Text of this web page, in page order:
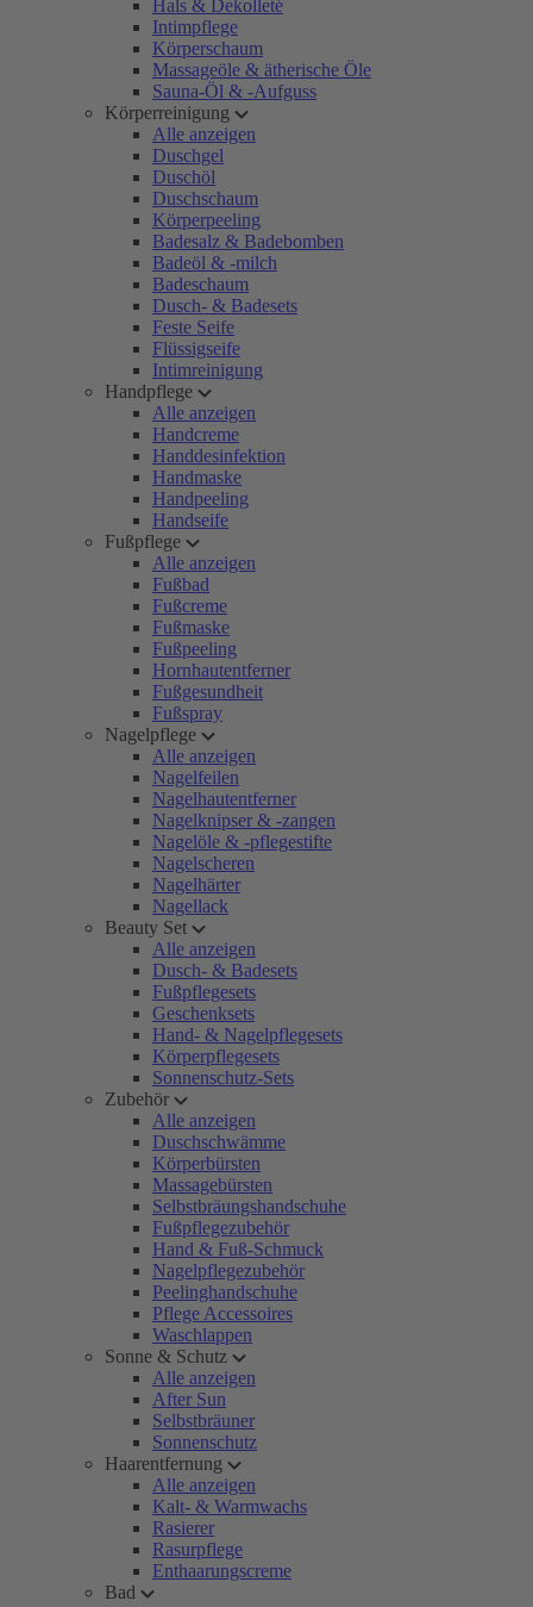
Hals & Dekolleté
Intimpflege
Körperschaum
Massageöle & ätherische Öle
Sauna-Öl & -Aufguss
Körperreinigung
Alle anzeigen
Duschgel
Duschöl
Duschschaum
Körperpeeling
Badesalz & Badebomben
Badeöl & -milch
Badeschaum
Dusch- & Badesets
Feste Seife
Flüssigseife
Intimreinigung
Handpflege
Alle anzeigen
Handcreme
Handdesinfektion
Handmaske
Handpeeling
Handseife
Fußpflege
Alle anzeigen
Fußbad
Fußcreme
Fußmaske
Fußpeeling
Hornhautentferner
Fußgesundheit
Fußspray
Nagelpflege
Alle anzeigen
Nagelfeilen
Nagelhautentferner
Nagelknipser & -zangen
Nagelöle & -pflegestifte
Nagelscheren
Nagelhärter
Nagellack
Beauty Set
Alle anzeigen
Dusch- & Badesets
Fußpflegesets
Geschenksets
Hand- & Nagelpflegesets
Körperpflegesets
Sonnenschutz-Sets
Zubehör
Alle anzeigen
Duschschwämme
Körperbürsten
Massagebürsten
Selbstbräungshandschuhe
Fußpflegezubehör
Hand & Fuß-Schmuck
Nagelpflegezubehör
Peelinghandschuhe
Pflege Accessoires
Waschlappen
Sonne & Schutz
Alle anzeigen
After Sun
Selbstbräuner
Sonnenschutz
Haarentfernung
Alle anzeigen
Kalt- & Warmwachs
Rasierer
Rasurpflege
Enthaarungscreme
Bad